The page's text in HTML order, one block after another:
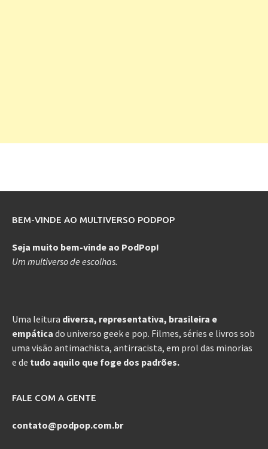
BEM-VINDE AO MULTIVERSO PODPOP
Seja muito bem-vinde ao PodPop!
Um multiverso de escolhas.
Uma leitura diversa, representativa, brasileira e
empática do universo geek e pop. Filmes, séries e livros sob
uma visão antimachista, antirracista, em prol das minorias
e de tudo aquilo que foge dos padrões.
FALE COM A GENTE
contato@podpop.com.br